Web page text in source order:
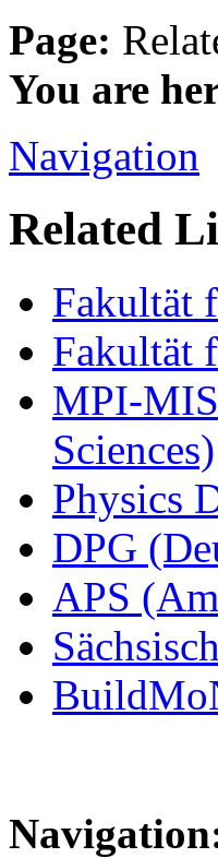
Page:
You are
Navigation
Related
Fakultät
Fakultät
MPI-
Sciences)
Physics
DPG
APS